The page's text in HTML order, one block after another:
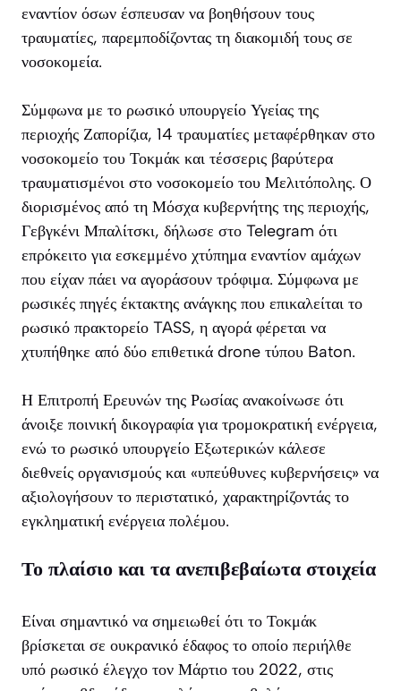
εναντίον όσων έσπευσαν να βοηθήσουν τους
τραυματίες, παρεμποδίζοντας τη διακομιδή τους σε
νοσοκομεία.
Σύμφωνα με το ρωσικό υπουργείο Υγείας της
περιοχής Ζαπορίζια, 14 τραυματίες μεταφέρθηκαν στο
νοσοκομείο του Τοκμάκ και τέσσερις βαρύτερα
τραυματισμένοι στο νοσοκομείο του Μελιτόπολης. Ο
διορισμένος από τη Μόσχα κυβερνήτης της περιοχής,
Γεβγκένι Μπαλίτσκι, δήλωσε στο Telegram ότι
επρόκειτο για εσκεμμένο χτύπημα εναντίον αμάχων
που είχαν πάει να αγοράσουν τρόφιμα. Σύμφωνα με
ρωσικές πηγές έκτακτης ανάγκης που επικαλείται το
ρωσικό πρακτορείο TASS, η αγορά φέρεται να
χτυπήθηκε από δύο επιθετικά drone τύπου Baton.
Η Επιτροπή Ερευνών της Ρωσίας ανακοίνωσε ότι
άνοιξε ποινική δικογραφία για τρομοκρατική ενέργεια,
ενώ το ρωσικό υπουργείο Εξωτερικών κάλεσε
διεθνείς οργανισμούς και «υπεύθυνες κυβερνήσεις» να
αξιολογήσουν το περιστατικό, χαρακτηρίζοντάς το
εγκληματική ενέργεια πολέμου.
Το πλαίσιο και τα ανεπιβεβαίωτα στοιχεία
Είναι σημαντικό να σημειωθεί ότι το Τοκμάκ
βρίσκεται σε ουκρανικό έδαφος το οποίο περιήλθε
υπό ρωσικό έλεγχο τον Μάρτιο του 2022, στις